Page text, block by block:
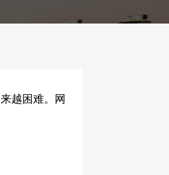
越困难。网